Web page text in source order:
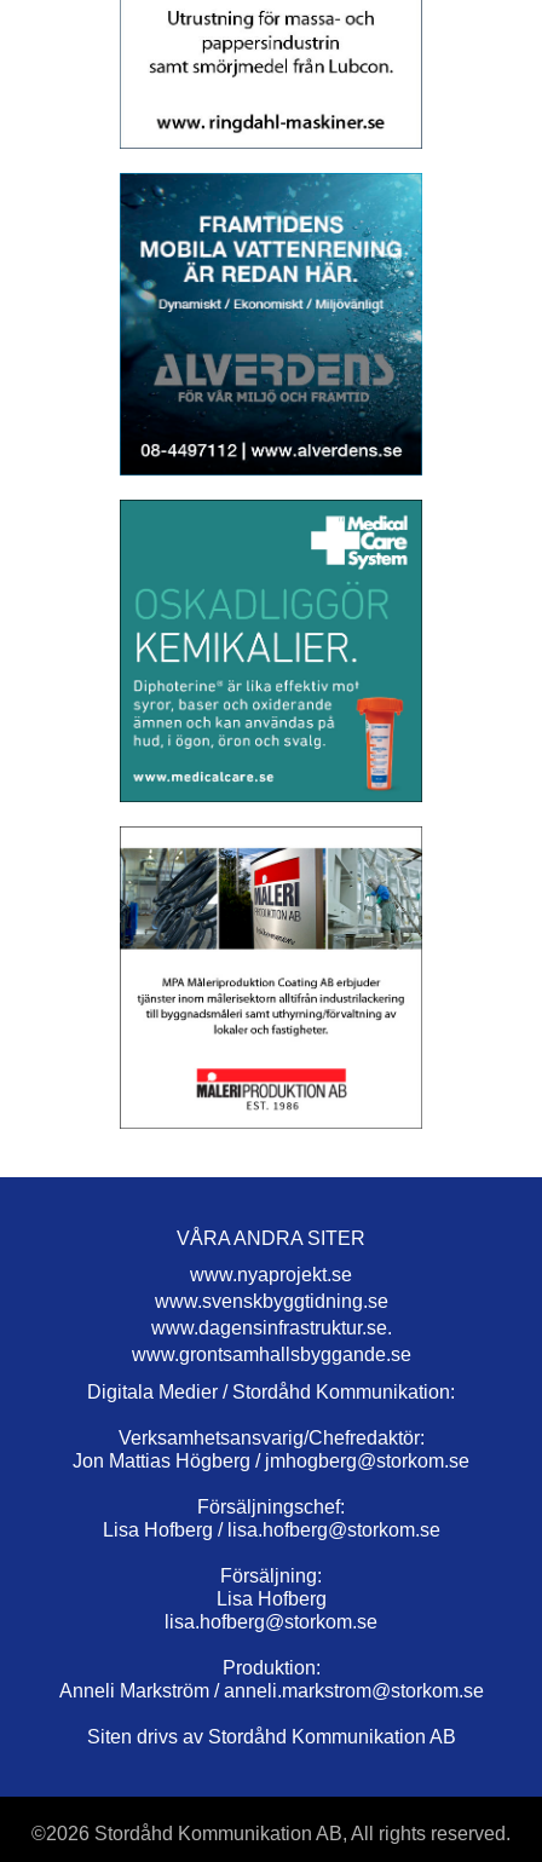
VÅRA ANDRA SITER
www.nyaprojekt.se
www.svenskbyggtidning.se
www.dagensinfrastruktur.se.
www.grontsamhallsbyggande.se
Digitala Medier / Stordåhd Kommunikation:
Verksamhetsansvarig/Chefredaktör:
Jon Mattias Högberg / jmhogberg@storkom.se
Försäljningschef:
Lisa Hofberg / lisa.hofberg@storkom.se
Försäljning:
Lisa Hofberg
lisa.hofberg@storkom.se
Produktion:
Anneli Markström /anneli.markstrom@storkom.se
Siten drivs av Stordåhd Kommunikation AB
©2026 Stordåhd Kommunikation AB, All rights reserved.